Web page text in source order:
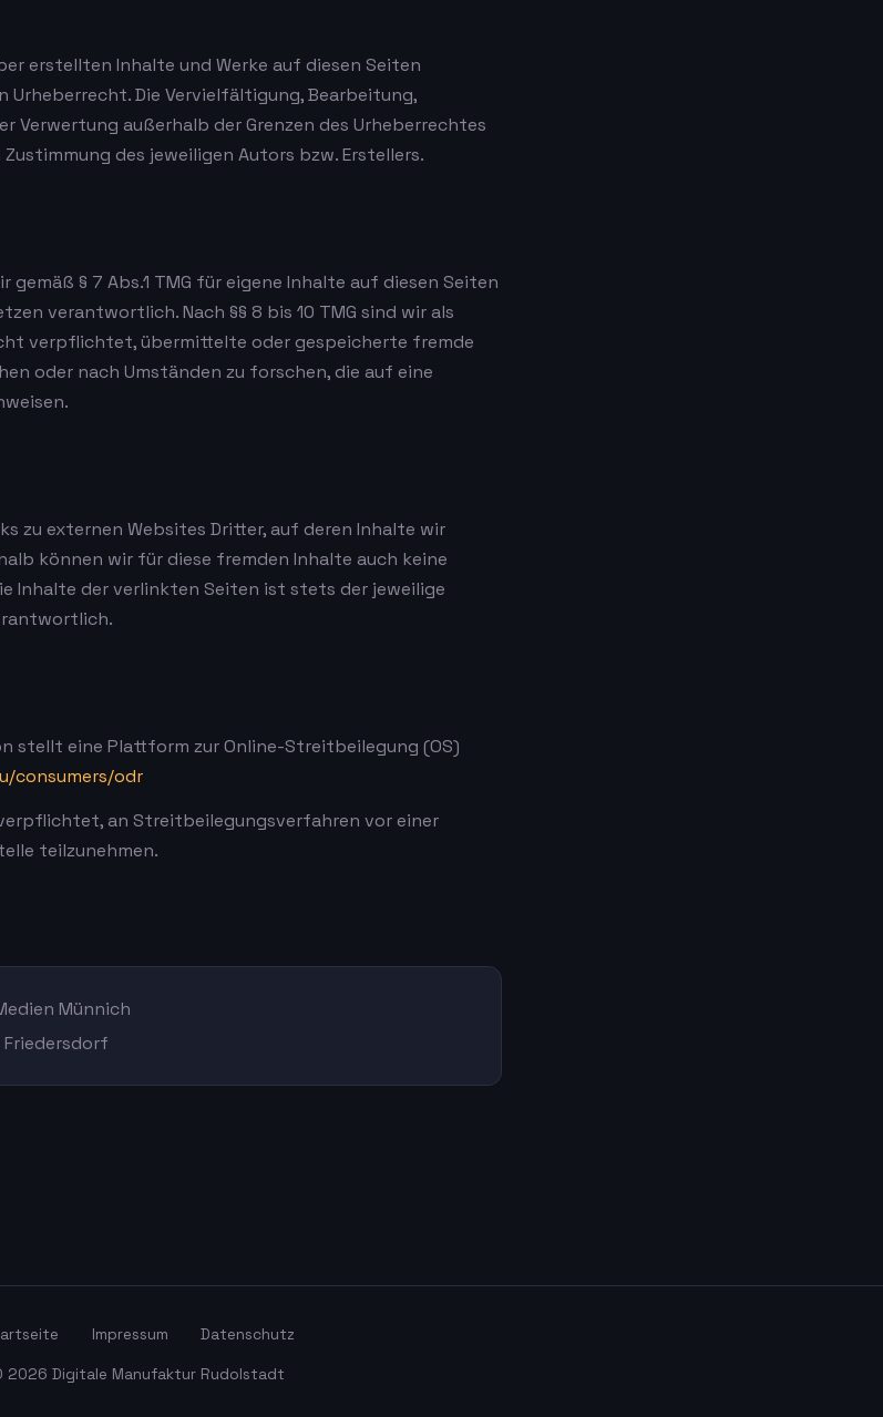
erstellten Inhalte und Werke auf diesen Seiten
Urheberrecht. Die Vervielfältigung, Bearbeitung,
Verwertung außerhalb der Grenzen des Urheberrechtes
des jeweiligen Autors bzw. Erstellers.
gemäß § 7 Abs.1 TMG für eigene Inhalte auf diesen Seiten
verantwortlich. Nach §§ 8 bis 10 TMG sind wir als
verpflichtet, übermittelte oder gespeicherte fremde
oder nach Umständen zu forschen, die auf eine
zu externen Websites Dritter, auf deren Inhalte wir
können wir für diese fremden Inhalte auch keine
Inhalte der verlinkten Seiten ist stets der jeweilige
stellt eine Plattform zur Online-Streitbeilegung (OS)
consumers/odr
an Streitbeilegungsverfahren vor einer
teilzunehmen.
Münnich
Impressum Datenschutz
2026 Digitale Manufaktur Rudolstadt